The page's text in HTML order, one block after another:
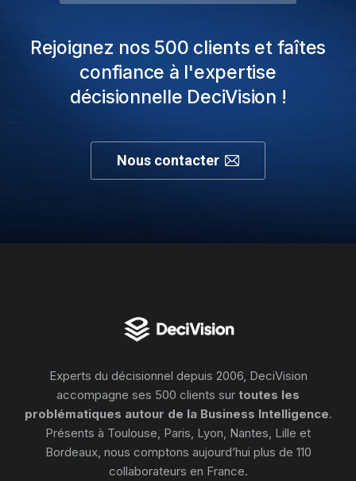
Rejoignez nos 500 clients et faîtes
confiance à l'expertise
décisionnelle DeciVision !
Nous contacter
Experts du décisionnel depuis 2006, DeciVision
accompagne ses 500 clients sur toutes les
problématiques autour de la Business Intelligence.
Présents à Toulouse, Paris, Lyon, Nantes, Lille et
Bordeaux, nous comptons aujourd’hui plus de 110
collaborateurs en France.